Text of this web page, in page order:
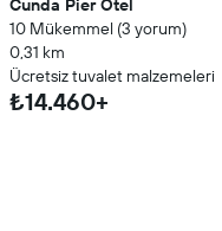
Cunda Pier Otel
10 Mükemmel (3 yorum)
0,31 km
Ücretsiz tuvalet malzemeleri
₺14.460+